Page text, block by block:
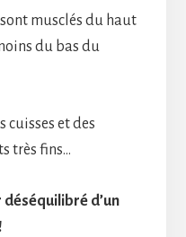
musclés du haut
du bas du
cuisses et des
très fins…
déséquilibré d’un